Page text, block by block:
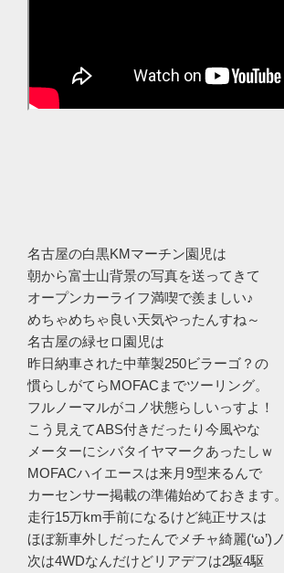
名古屋の白黒KMマーチン園児は
朝から富士山背景の写真を送ってきて
オープンカーライフ満喫で羨ましい♪
めちゃめちゃ良い天気やったんすね～
名古屋の緑セロ園児は
昨日納車された中華製250ビラーゴ？の
慣らしがてらMOFACまでツーリング。
フルノーマルがコノ状態らしいっすよ！
こう見えてABS付きだったり今風やな
メーターにシバタイヤマークあったしｗ
MOFACハイエースは来月9型来るんで
カーセンサー掲載の準備始めておきます。
走行15万km手前になるけど純正サスは
ほぼ新車外しだったんでメチャ綺麗(‘ω’)ノ
次は4WDなんだけどリアデフは2駆4駆